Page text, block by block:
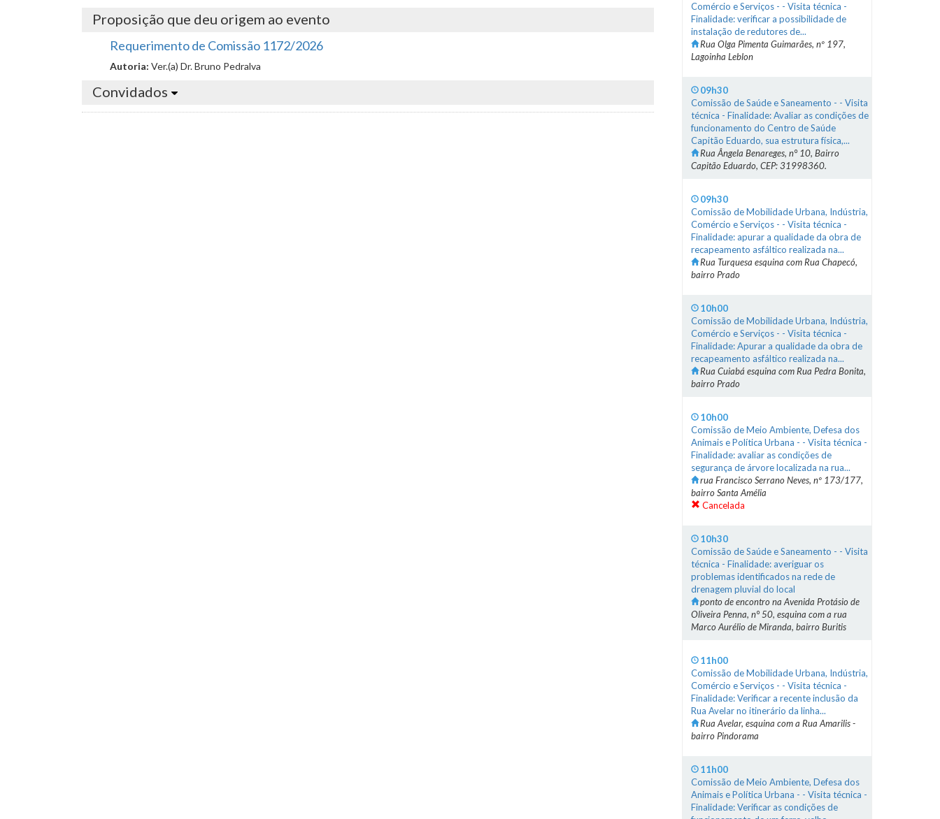
Proposição que deu origem ao evento
Requerimento de Comissão 1172/2026
Autoria: Ver.(a) Dr. Bruno Pedralva
Convidados
Comércio e Serviços - - Visita técnica -
Finalidade: verificar a possibilidade de
instalação de redutores de...
Rua Olga Pimenta Guimarães, nº 197,
Lagoinha Leblon
09h30
Comissão de Saúde e Saneamento - - Visita
técnica - Finalidade: Avaliar as condições de
funcionamento do Centro de Saúde
Capitão Eduardo, sua estrutura física,...
Rua Ângela Benareges, n° 10, Bairro
Capitão Eduardo, CEP: 31998360.
09h30
Comissão de Mobilidade Urbana, Indústria,
Comércio e Serviços - - Visita técnica -
Finalidade: apurar a qualidade da obra de
recapeamento asfáltico realizada na...
Rua Turquesa esquina com Rua Chapecó,
bairro Prado
10h00
Comissão de Mobilidade Urbana, Indústria,
Comércio e Serviços - - Visita técnica -
Finalidade: Apurar a qualidade da obra de
recapeamento asfáltico realizada na...
Rua Cuiabá esquina com Rua Pedra Bonita,
bairro Prado
10h00
Comissão de Meio Ambiente, Defesa dos
Animais e Política Urbana - - Visita técnica -
Finalidade: avaliar as condições de
segurança de árvore localizada na rua...
rua Francisco Serrano Neves, nº 173/177,
bairro Santa Amélia
Cancelada
10h30
Comissão de Saúde e Saneamento - - Visita
técnica - Finalidade: averiguar os
problemas identificados na rede de
drenagem pluvial do local
ponto de encontro na Avenida Protásio de
Oliveira Penna, n° 50, esquina com a rua
Marco Aurélio de Miranda, bairro Buritis
11h00
Comissão de Mobilidade Urbana, Indústria,
Comércio e Serviços - - Visita técnica -
Finalidade: Verificar a recente inclusão da
Rua Avelar no itinerário da linha...
Rua Avelar, esquina com a Rua Amarilis -
bairro Pindorama
11h00
Comissão de Meio Ambiente, Defesa dos
Animais e Política Urbana - - Visita técnica -
Finalidade: Verificar as condições de